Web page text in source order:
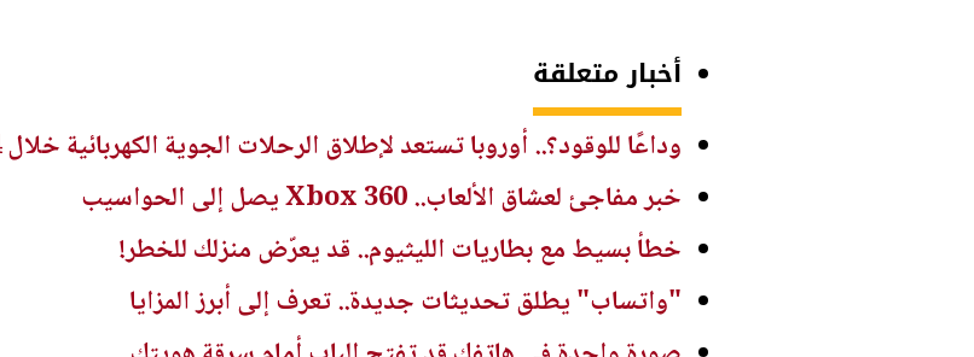
أخبار متعلقة
وداعًا للوقود؟.. أوروبا تستعد لإطلاق الرحلات الجوية الكهربائية خلال 4 سنوات
خبر مفاجئ لعشاق الألعاب.. Xbox 360 يصل إلى الحواسيب
خطأ بسيط مع بطاريات الليثيوم.. قد يعرّض منزلك للخطر!
"واتساب" يطلق تحديثات جديدة.. تعرف إلى أبرز المزايا